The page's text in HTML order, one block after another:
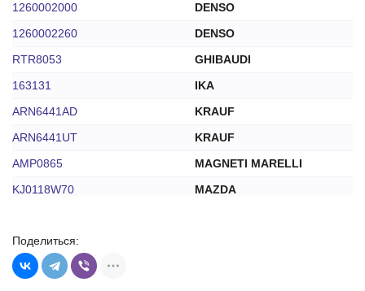
1260002000
DENSO
1260002260
DENSO
RTR8053
GHIBAUDI
163131
IKA
ARN6441AD
KRAUF
ARN6441UT
KRAUF
AMP0865
MAGNETI MARELLI
KJ0118W70
MAZDA
KL4718W70
REA0196P
Поделиться: